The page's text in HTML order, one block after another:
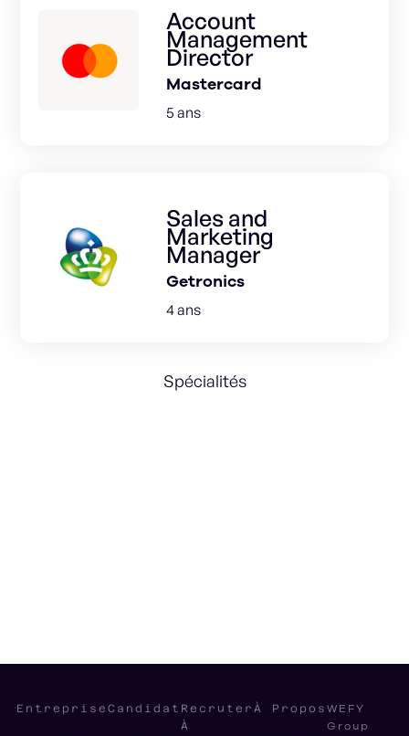
Account
Management
Director
Mastercard
5 ans
Sales and
Marketing
Manager
Getronics
4 ans
Spécialités
Entreprise Candidat Recruter
À
À Propos WEFY
Group